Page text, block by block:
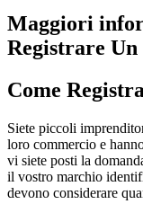
Maggiori
Registrare
Come
Siete piccoli
loro commercio e
vi siete posti la
il vostro marchio
devono considerare